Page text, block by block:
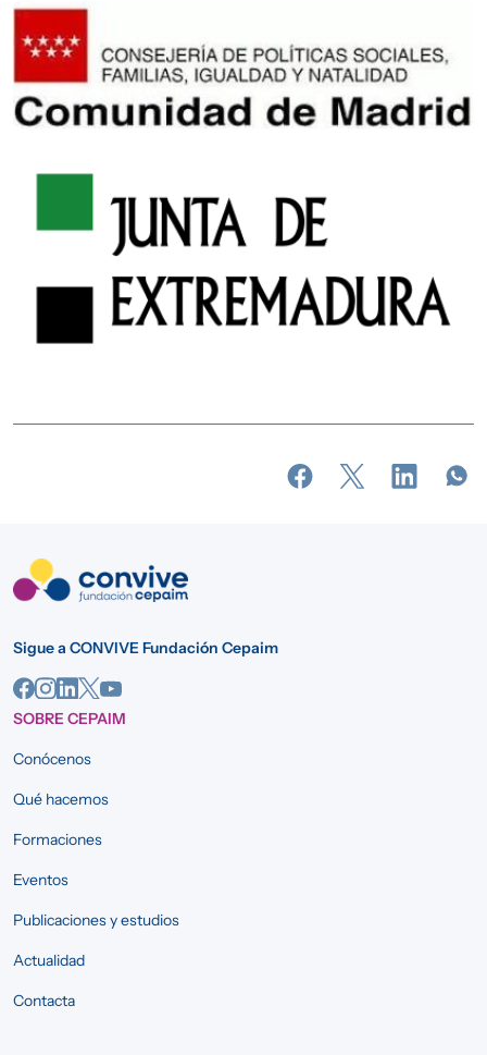
Imagen
Sigue a CONVIVE Fundación Cepaim
SOBRE CEPAIM
Conócenos
Qué hacemos
Formaciones
Eventos
Publicaciones y estudios
Actualidad
Contacta